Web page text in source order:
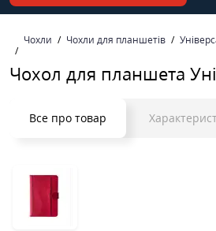
Чохли Чохли для планшетів
Чохол для планшета
Все про товар